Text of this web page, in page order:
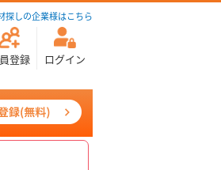
探しの企業様はこちら
登録 ログイン